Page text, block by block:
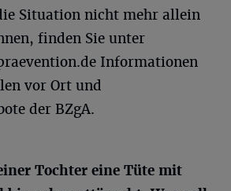
Situation nicht mehr allein
finden Sie unter
Informationen
vor Ort und
der BZgA.
Tochter eine Tüte mit